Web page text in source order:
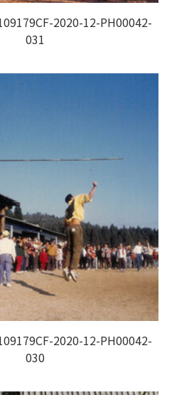
2020-12-PH00042-
031
2020-12-PH00042-
030